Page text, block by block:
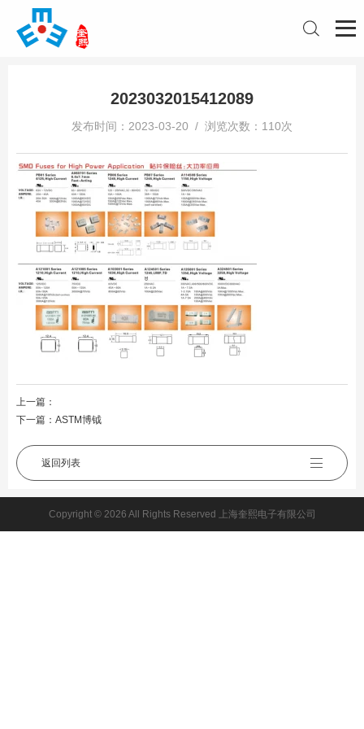
2023032015412089
发布时间：2023-03-20 / 浏览次数：110次
上一篇：
下一篇： ASTM博钺
返回列表
Copyright © 2026 All Rights Reserved 上海奎熙电子有限公司